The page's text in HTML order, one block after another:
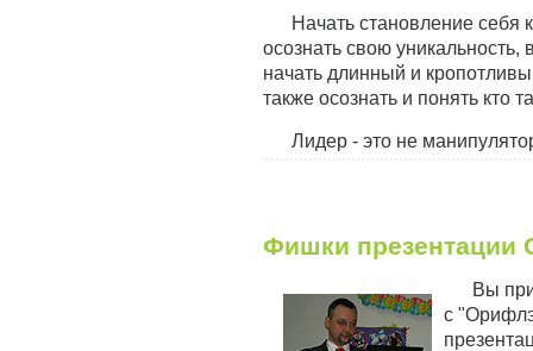
Начать становление себя
осознать свою
начать длинный и
также осознать и понять кто
Лидер - это не
Фишки презентации
Вы
с